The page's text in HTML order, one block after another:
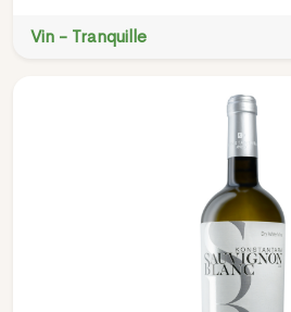
Vin - Tranquille